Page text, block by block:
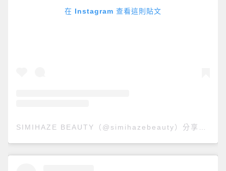
在 Instagram 查看這則貼文